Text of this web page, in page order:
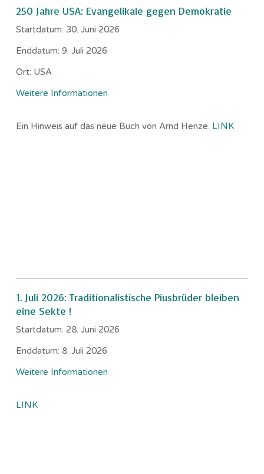
250 Jahre USA: Evangelikale gegen Demokratie
Startdatum: 30. Juni 2026
Enddatum: 9. Juli 2026
Ort: USA
Weitere Informationen
Ein Hinweis auf das neue Buch von Arnd Henze. LINK
1. Juli 2026: Traditionalistische Piusbrüder bleiben
eine Sekte !
Startdatum: 28. Juni 2026
Enddatum: 8. Juli 2026
Weitere Informationen
LINK